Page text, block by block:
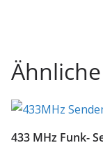
433 MHz Funk-